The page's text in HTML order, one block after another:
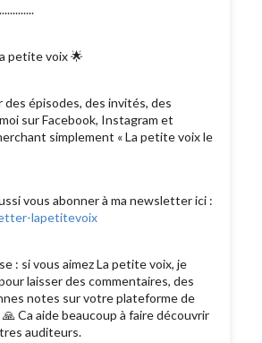
petite voix 🌟
épisodes, des invités, des
sur Facebook, Instagram et
simplement « La petite voix le
vous abonner à ma newsletter ici :
lapetitevoix
: si vous aimez La petite voix, je
laisser des commentaires, des
notes sur votre plateforme de
Ca aide beaucoup à faire découvrir
auditeurs.